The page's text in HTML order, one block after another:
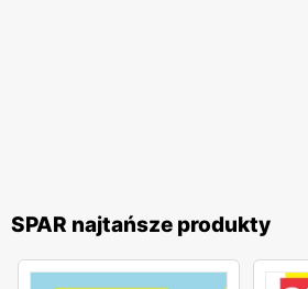
SPAR najtańsze produkty